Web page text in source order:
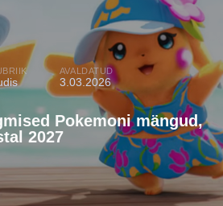
AVALDATUD
3.03.2026
Pokemoni mängud,
2027